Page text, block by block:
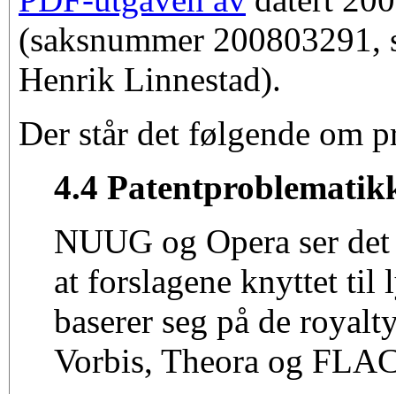
(saksnummer 200803291,
Henrik Linnestad).
Der står det følgende om
4.4
NUUG og Opera ser
at forslagene knyttet til
baserer seg på de
Vorbis, Theora og